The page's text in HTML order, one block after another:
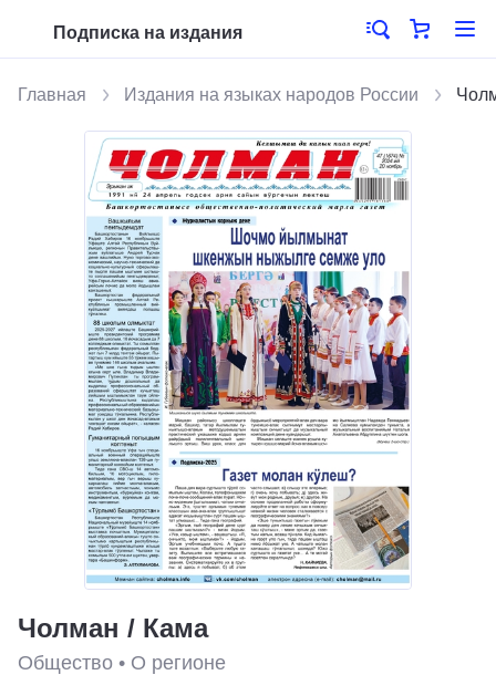
Подписка на издания
Главная Издания на языках народов России
Чолман / Кама
Общество • О регионе